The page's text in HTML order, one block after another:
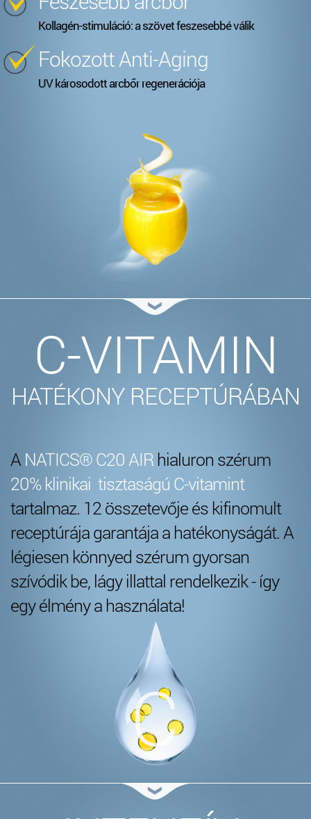
Kollagén-stimuláció: a szövet feszesebbé válik
Fokozott Anti-Aging
UV károsodott arcbőr regenerációja
C-VITAMIN
HATÉKONY RECEPTÚRÁBAN
A NATICS® C20 AIR hialuron szérum
20% klinikai tisztaságú C-vitamint
tartalmaz. 12 összetevője és kifinomult
receptúrája garantája a hatékonyságát. A
légiesen könnyed szérum gyorsan
szívódik be, lágy illattal rendelkezik - így
egy élmény a használata!